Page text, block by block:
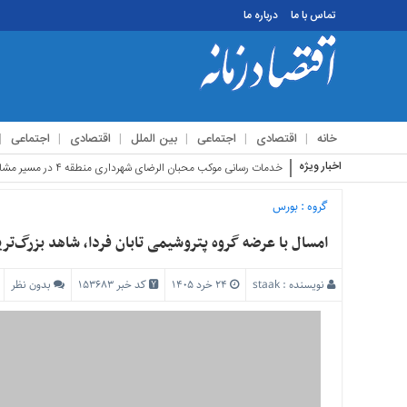
تماس با ما درباره ما
خانه اقتصادی اجتماعی بین الملل اقتصادی اجتماعی
تماس
ما
درباره
اخبار ویژه استقبال زائری
گروه :بورس
امسال با عرضه گروه پتروشیمی تابان فردا، شاهد
نویسنده :staak کد خبر 153683 بدون نظر